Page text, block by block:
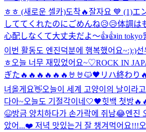
ㅎㅎ (새로운 셀카)도착🔥잘자요 💙 (1)エ
しててくれたのにごめんね😥😥体調は
心配しなくて大丈夫だよ～👍👍in tokyo
이번 활동도 엔진덕분에 행복했어요~:):)선
ㅎ 오늘 너무 재밌었어요~♡ROCK IN
ぎた🔥🔥🔥🔥🔥🔥🤘🤘 🐱🖤 リハ終わり
녀올게요👋오늘이 세계 고양이의 날이라
다아~오늘도 기절각이네 🤍🖤힛백 첫방
😆방금 양치하다가 손가락에 쥐남😂엔진
았어...❤️ 저녁 맛있는거 잘 챙겨먹어요!!!